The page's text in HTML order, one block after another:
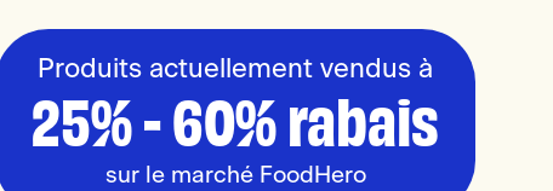
Produits actuellement vendus à
25% - 60% rabais
sur le marché FoodHero